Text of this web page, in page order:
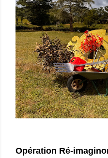
Opération Ré-